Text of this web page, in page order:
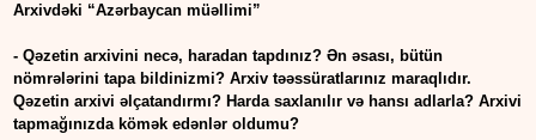
Arxivdəki “Azərbaycan müəllimi”
- Qəzetin arxivini necə, haradan tapdınız? Ən əsası, bütün
nömrələrini tapa bildinizmi? Arxiv təəssüratlarınız maraqlıdır.
Qəzetin arxivi əlçatandırmı? Harda saxlanılır və hansı adlarla? Arxivi
tapmağınızda kömək edənlər oldumu?